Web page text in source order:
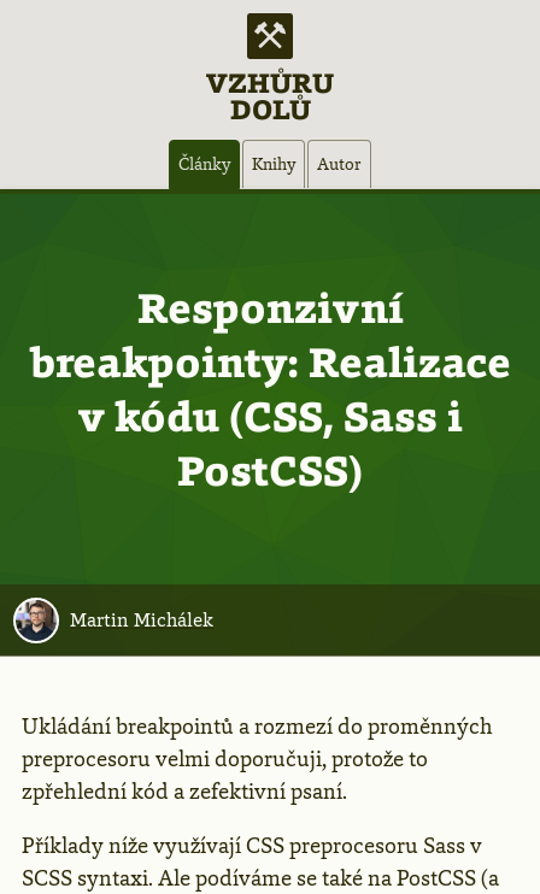
VZHŮRU
DOLŮ
Články Knihy Autor
Responzivní
breakpointy: Realizace
v kódu (CSS, Sass i
PostCSS)
Martin Michálek
Ukládání breakpointů a rozmezí do proměnných
preprocesoru velmi doporučuji, protože to
zpřehlední kód a zefektivní psaní.
Příklady níže využívají CSS preprocesoru Sass v
SCSS syntaxi. Ale podíváme se také na PostCSS (a